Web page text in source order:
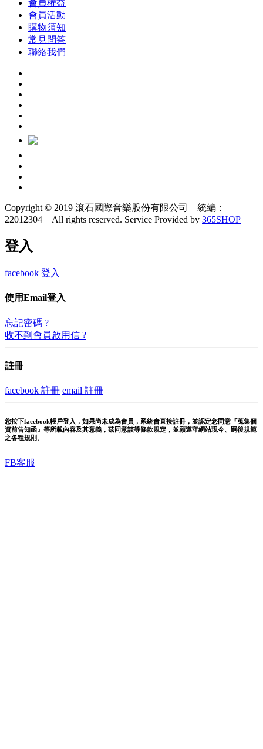
會員權益
會員活動
購物須知
常見問答
聯絡我們
Copyright © 2019 滾石國際音樂股份有限公司 統編：
22012304 All rights reserved. Service Provided by 365SHOP
登入
facebook 登入
使用Email登入
忘記密碼 ?
收不到會員啟用信 ?
註冊
facebook 註冊 email 註冊
您按下facebook帳戶登入，如果尚未成為會員，系統會直接註冊，並認定您同意『蒐集個
資前告知函』等所載內容及其意義，茲同意該等條款規定，並願遵守網站現今、嗣後規範
之各種規則。
FB客服